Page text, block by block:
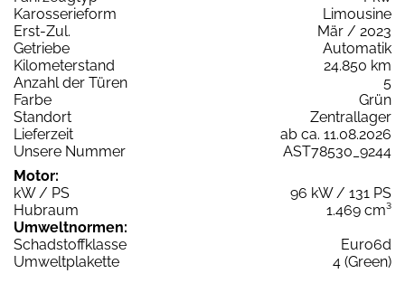
Karosserieform
Limousine
Erst-Zul.
Mär / 2023
Getriebe
Automatik
Kilometerstand
24.850 km
Anzahl der Türen
5
Farbe
Grün
Standort
Zentrallager
Lieferzeit
ab ca. 11.08.2026
Unsere Nummer
AST78530_9244
Motor:
kW / PS
96 kW / 131 PS
Hubraum
1.469 cm³
Umweltnormen:
Schadstoffklasse
Euro6d
Umweltplakette
4 (Green)